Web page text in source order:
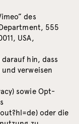
des
555
USA,
hin, dass
verweisen
) sowie Opt-
) oder die